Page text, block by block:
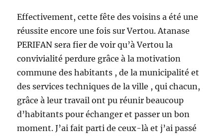
Effectivement, cette fête des voisins a été une
réussite encore une fois sur Vertou. Atanase
PERIFAN sera fier de voir qu’à Vertou la
convivialité perdure grâce à la motivation
commune des habitants , de la municipalité et
des services techniques de la ville , qui chacun,
grâce à leur travail ont pu réunir beaucoup
d’habitants pour échanger et passer un bon
moment. J’ai fait parti de ceux-là et j’ai passé